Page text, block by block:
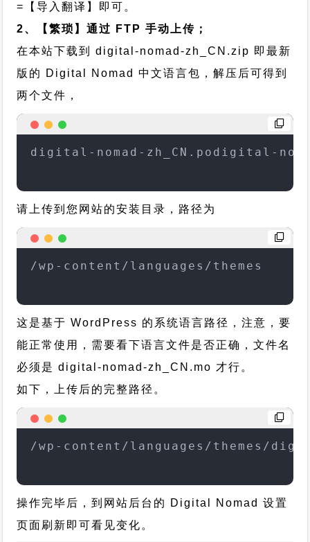
=【导入翻译】即可。
2、【繁琐】通过 FTP 手动上传；
在本站下载到digital-nomad-zh_CN.zip 即最新
版的 Digital Nomad 中文语言包，解压后可得到
两个文件，
digital-nomad-zh_CN.podigital-
请上传到您网站的安装目录，路径为
/wp-content/languages/themes
这是基于 WordPress 的系统语言路径，注意，要
能正常使用，需要看下语言文件是否正确，文件名
必须是 digital-nomad-zh_CN.mo 才行。
如下，上传后的完整路径。
/wp-content/languages/themes/
操作完毕后，到网站后台的 Digital Nomad 设置
页面刷新即可看见变化。